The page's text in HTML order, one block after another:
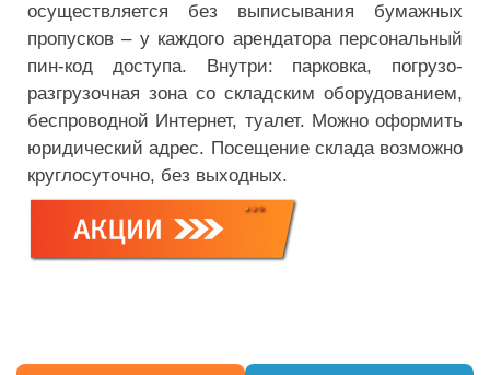
осуществляется без выписывания бумажных
пропусков – у каждого арендатора персональный
пин-код доступа. Внутри: парковка, погрузо-
разгрузочная зона со складским оборудованием,
беспроводной Интернет, туалет. Можно оформить
юридический адрес. Посещение склада возможно
круглосуточно, без выходных.